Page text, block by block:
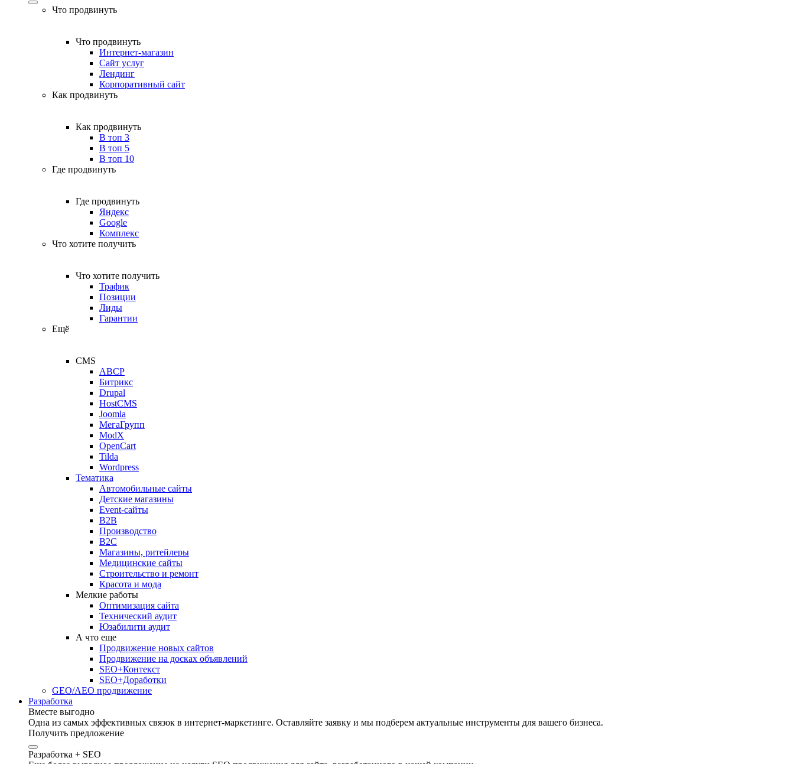
Что продвинуть
Что продвинуть
Интернет-магазин
Сайт услуг
Лендинг
Корпоративный сайт
Как продвинуть
Как продвинуть
В топ 3
В топ 5
В топ 10
Где продвинуть
Где продвинуть
Яндекс
Google
Комплекс
Что хотите получить
Что хотите получить
Трафик
Позиции
Лиды
Гарантии
Ещё
CMS
ABCP
Битрикс
Drupal
HostCMS
Joomla
МегаГрупп
ModX
OpenCart
Tilda
Wordpress
Тематика
Автомобильные сайты
Детские магазины
Event-сайты
B2B
Производство
B2C
Магазины, ритейлеры
Медицинские сайты
Строительство и ремонт
Красота и мода
Мелкие работы
Оптимизация сайта
Технический аудит
Юзабилити аудит
А что еще
Продвижение новых сайтов
Продвижение на досках объявлений
SEO+Контекст
SEO+Доработки
GEO/AEO продвижение
Разработка
Вместе выгодно
Одна из самых эффективных связок в интернет-маркетинге. Оставляйте заявку и мы подберем актуальные инструменты для вашего бизнеса.
Получить предложение
Разработка + SEO